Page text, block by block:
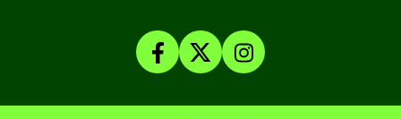
Personvern og Cookies
Affiliate